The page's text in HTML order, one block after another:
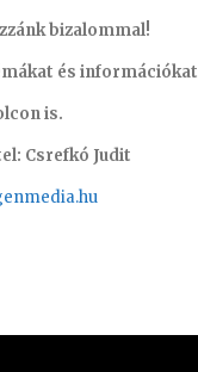
bizalommal!
és információkat
is.
Csrefkó Judit
nmedia.hu